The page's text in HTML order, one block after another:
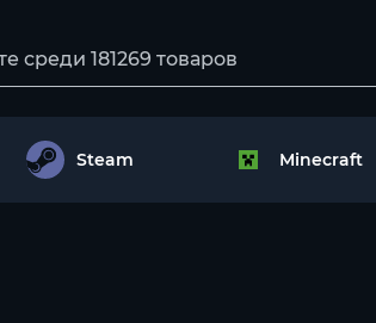
Steam Minecraft